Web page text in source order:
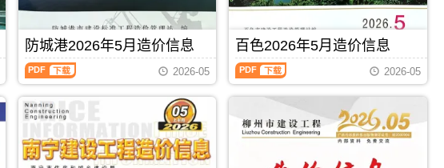
城
信
息
价
包
含
区
域：
城
港
区
域：
钦
州
市、
钦
州
灵
山
信
期
刊，
由
贺
州
市
建
造
价
信
期
刊，
由
梧
州
市
设
造
防城港2026年5月造价信息
防
城
2026
年
月
造
2026-05
百色2026年5月造价信息
百
色
月
2026-05